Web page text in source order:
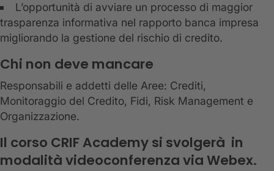
L’opportunità di avviare un processo di maggior
trasparenza informativa nel rapporto banca impresa
migliorando la gestione del rischio di credito.
Chi non deve mancare
Responsabili e addetti delle Aree: Crediti,
Monitoraggio del Credito, Fidi, Risk Management e
Organizzazione.
Il corso CRIF Academy si svolgerà in
modalità videoconferenza via Webex.